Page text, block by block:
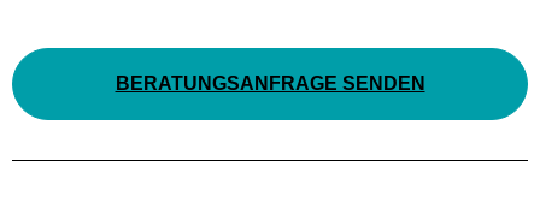
BERATUNGSANFRAGE SENDEN